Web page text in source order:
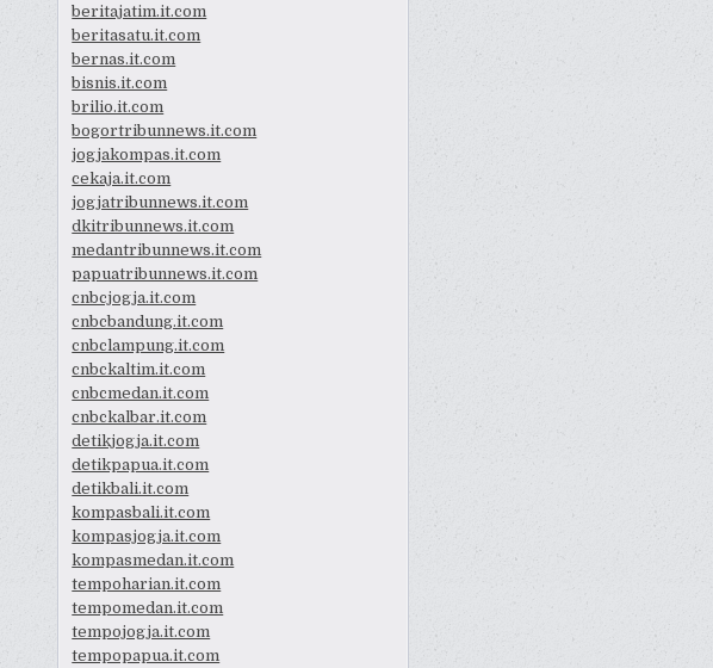
beritajatim.it.com
beritasatu.it.com
bernas.it.com
bisnis.it.com
brilio.it.com
bogortribunnews.it.com
jogjakompas.it.com
cekaja.it.com
jogjatribunnews.it.com
dkitribunnews.it.com
medantribunnews.it.com
papuatribunnews.it.com
cnbcjogja.it.com
cnbcbandung.it.com
cnbclampung.it.com
cnbckaltim.it.com
cnbcmedan.it.com
cnbckalbar.it.com
detikjogja.it.com
detikpapua.it.com
detikbali.it.com
kompasbali.it.com
kompasjogja.it.com
kompasmedan.it.com
tempoharian.it.com
tempomedan.it.com
tempojogja.it.com
tempopapua.it.com